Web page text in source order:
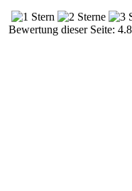
Bewertung dieser Seite: